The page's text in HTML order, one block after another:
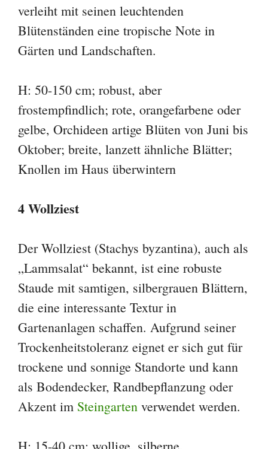
verleiht mit seinen leuchtenden
Blütenständen eine tropische Note in
Gärten und Landschaften.
H: 50-150 cm; robust, aber
frostempfindlich; rote, orangefarbene oder
gelbe, Orchideen artige Blüten von Juni bis
Oktober; breite, lanzett ähnliche Blätter;
Knollen im Haus überwintern
4 Wollziest
Der Wollziest (Stachys byzantina), auch als
„Lammsalat“ bekannt, ist eine robuste
Staude mit samtigen, silbergrauen Blättern,
die eine interessante Textur in
Gartenanlagen schaffen. Aufgrund seiner
Trockenheitstoleranz eignet er sich gut für
trockene und sonnige Standorte und kann
als Bodendecker, Randbepflanzung oder
Akzent im Steingarten verwendet werden.